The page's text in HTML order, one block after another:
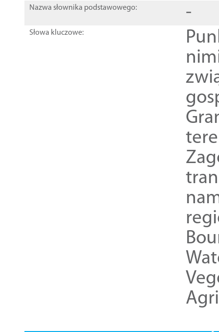
Nazwa słownika podstawowego: -
Słowa kluczowe: